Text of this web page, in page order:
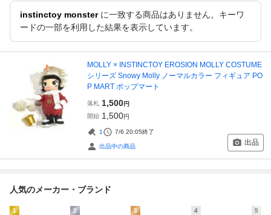
instinctoy monsterに一致する商品はありません。キーワ
ードの一部を利用した結果を表示しています。
MOLLY × INSTINCTOY EROSION MOLLY COSTUME
シリーズ Snowy Molly ノーマルカラー フィギュア PO
P MART ポップマート
落札 1,500円
開始 1,500円
1 7/6 20:05終了
出品中の商品 出品
人気のメーカー・ブランド
1 2 3 4 5